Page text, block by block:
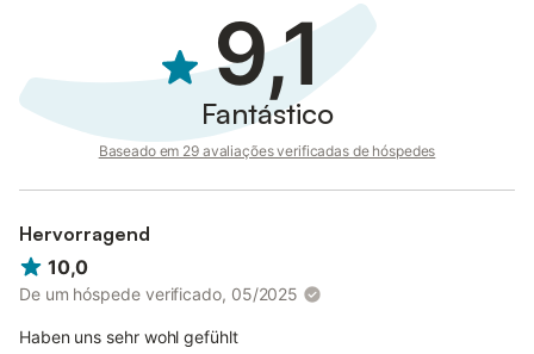
9,1
Fantástico
Baseado em 29 avaliações verificadas de hóspedes
Hervorragend
10,0
De um hóspede verificado, 05/2025
Haben uns sehr wohl gefühlt